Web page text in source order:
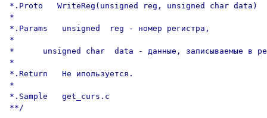
*.Proto   WriteReg(unsigned reg, unsigned char data)
*
*.Params   unsigned  reg - номер регистра,
*
*      unsigned char  data - данные, записываемые в
*
*.Return   Не ипользуется.
*
*.Sample   get_curs.c
**/